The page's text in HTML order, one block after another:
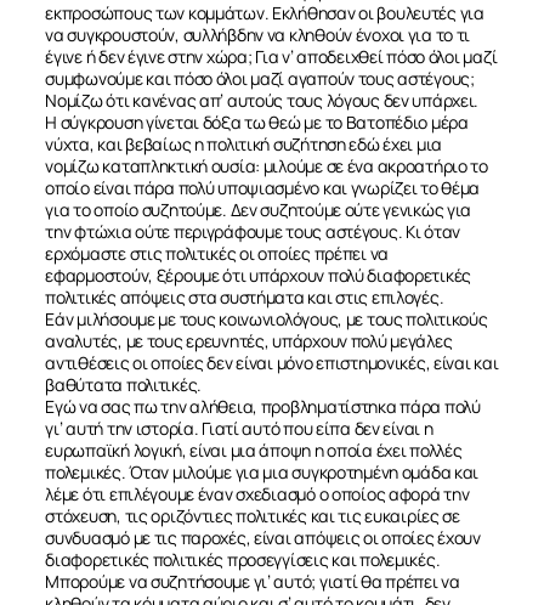
εκπροσώπους των κομμάτων. Εκλήθησαν οι βουλευτές για
να συγκρουστούν, συλλήβδην να κληθούν ένοχοι για το τι
έγινε ή δεν έγινε στην χώρα; Για ν’ αποδειχθεί πόσο όλοι μαζί
συμφωνούμε και πόσο όλοι μαζί αγαπούν τους αστέγους;
Νομίζω ότι κανένας απ’ αυτούς τους λόγους δεν υπάρχει.
Η σύγκρουση γίνεται δόξα τω θεώ με το Βατοπέδιο μέρα
νύχτα, και βεβαίως η πολιτική συζήτηση εδώ έχει μια
νομίζω καταπληκτική ουσία: μιλούμε σε ένα ακροατήριο το
οποίο είναι πάρα πολύ υποψιασμένο και γνωρίζει το θέμα
για το οποίο συζητούμε. Δεν συζητούμε ούτε γενικώς για
την φτώχια ούτε περιγράφουμε τους αστέγους. Κι όταν
ερχόμαστε στις πολιτικές οι οποίες πρέπει να
εφαρμοστούν, ξέρουμε ότι υπάρχουν πολύ διαφορετικές
πολιτικές απόψεις στα συστήματα και στις επιλογές.
Εάν μιλήσουμε με τους κοινωνιολόγους, με τους πολιτικούς
αναλυτές, με τους ερευνητές, υπάρχουν πολύ μεγάλες
αντιθέσεις οι οποίες δεν είναι μόνο επιστημονικές, είναι και
βαθύτατα πολιτικές.
Εγώ να σας πω την αλήθεια, προβληματίστηκα πάρα πολύ
γι’ αυτή την ιστορία. Γιατί αυτό που είπα δεν είναι η
ευρωπαϊκή λογική, είναι μια άποψη η οποία έχει πολλές
πολεμικές. Όταν μιλούμε για μια συγκροτημένη ομάδα και
λέμε ότι επιλέγουμε έναν σχεδιασμό ο οποίος αφορά την
στόχευση, τις οριζόντιες πολιτικές και τις ευκαιρίες σε
συνδυασμό με τις παροχές, είναι απόψεις οι οποίες έχουν
διαφορετικές πολιτικές προσεγγίσεις και πολεμικές.
Μπορούμε να συζητήσουμε γι’ αυτό; γιατί θα πρέπει να